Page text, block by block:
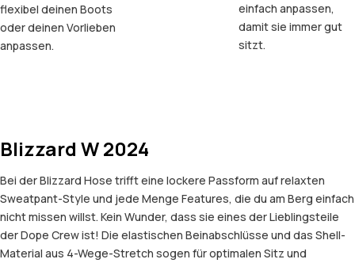
flexibel deinen Boots
oder deinen Vorlieben
anpassen.
einfach anpassen,
damit sie immer gut
sitzt.
Blizzard W 2024
Bei der Blizzard Hose trifft eine lockere Passform auf relaxten
Sweatpant-Style und jede Menge Features, die du am Berg einfach
nicht missen willst. Kein Wunder, dass sie eines der Lieblingsteile
der Dope Crew ist! Die elastischen Beinabschlüsse und das Shell-
Material aus 4-Wege-Stretch sogen für optimalen Sitz und